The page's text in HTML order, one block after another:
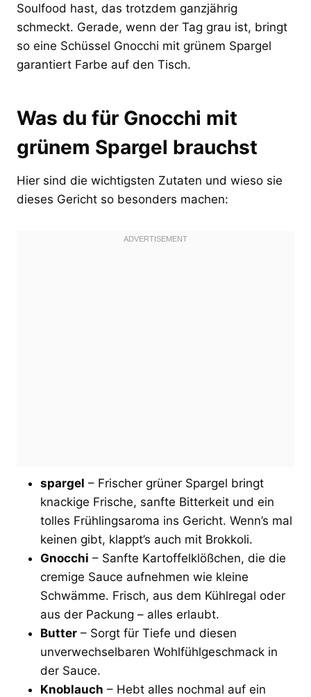
Soulfood hast, das trotzdem ganzjährig
schmeckt. Gerade, wenn der Tag grau ist, bringt
so eine Schüssel Gnocchi mit grünem Spargel
garantiert Farbe auf den Tisch.
Was du für Gnocchi mit
grünem Spargel brauchst
Hier sind die wichtigsten Zutaten und wieso sie
dieses Gericht so besonders machen:
spargel – Frischer grüner Spargel bringt
knackige Frische, sanfte Bitterkeit und ein
tolles Frühlingsaroma ins Gericht. Wenn’s mal
keinen gibt, klappt’s auch mit Brokkoli.
Gnocchi – Sanfte Kartoffelklößchen, die die
cremige Sauce aufnehmen wie kleine
Schwämme. Frisch, aus dem Kühlregal oder
aus der Packung – alles erlaubt.
Butter – Sorgt für Tiefe und diesen
unverwechselbaren Wohlfühlgeschmack in
der Sauce.
Knoblauch – Hebt alles nochmal auf ein